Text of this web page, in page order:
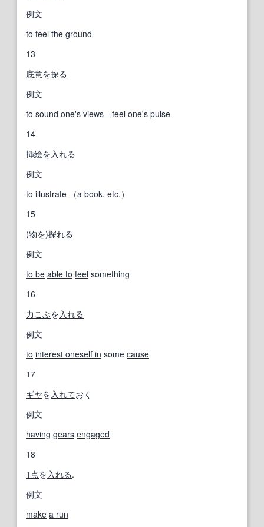
例文
to feel the ground
13
底意を探る
例文
to sound one's views―feel one's pulse
14
挿絵を入れる
例文
to illustrate （a book, etc.）
15
(物を)探れる
例文
to be able to feel something
16
力こぶを 入れる
例文
to interest oneself in some cause
17
ギヤを 入れておく
例文
having gears engaged
18
1点を 入れる.
例文
make a run